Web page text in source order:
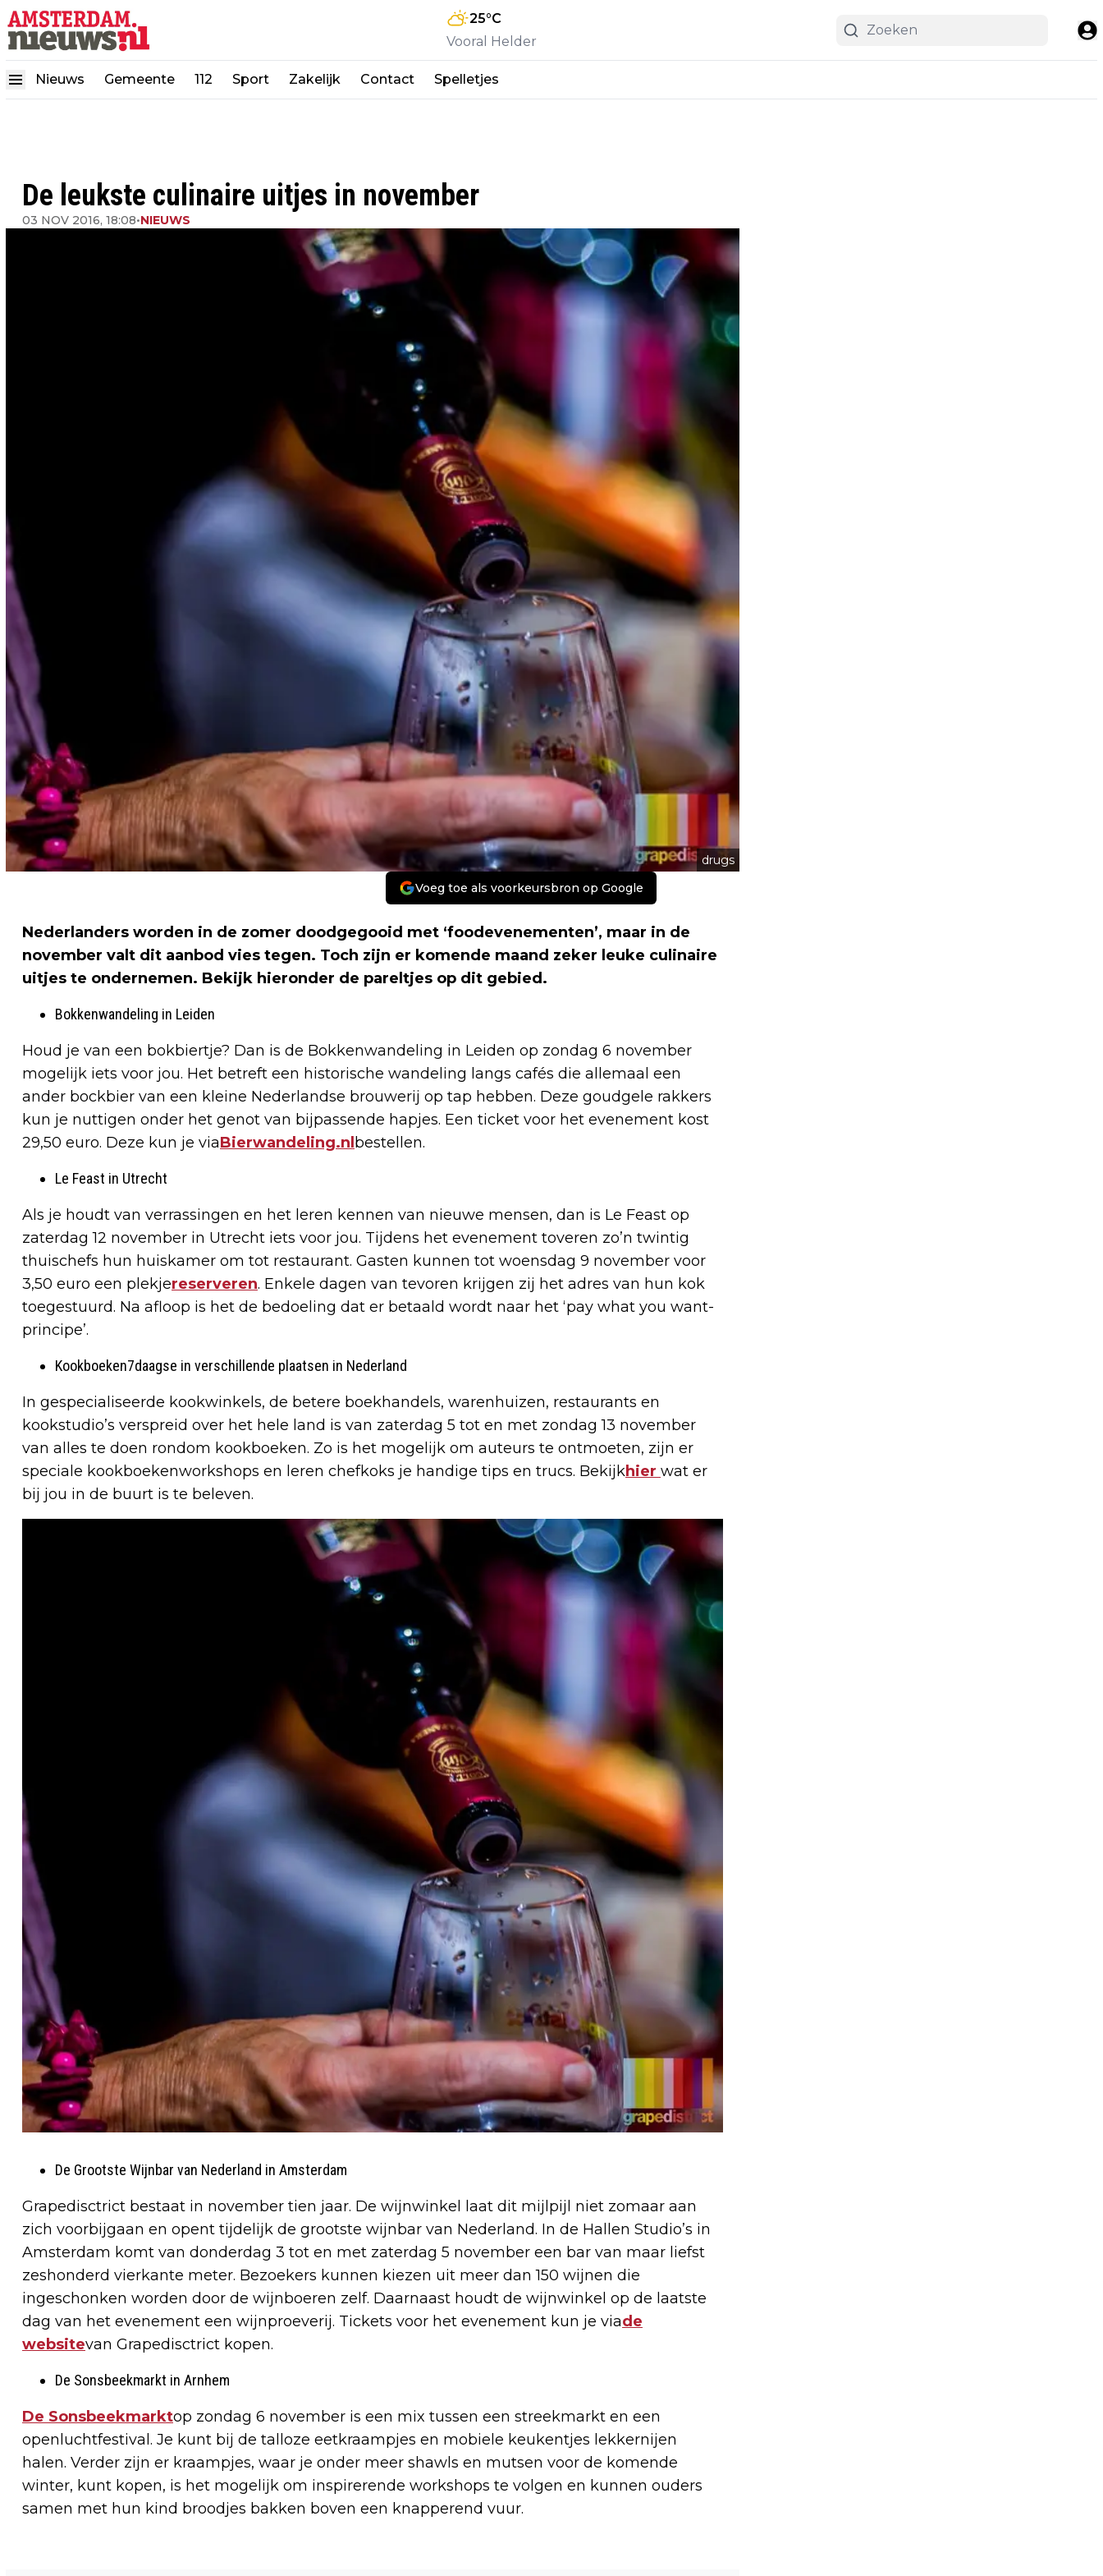
25°C
Vooral Helder
Nieuws Gemeente 112 Sport Zakelijk Contact Spelletjes
De leukste culinaire uitjes in november
03 NOV 2016, 18:08•NIEUWS
drugs
Voeg toe als voorkeursbron op Google
Nederlanders worden in de zomer doodgegooid met ‘foodevenementen’, maar in de
november valt dit aanbod vies tegen. Toch zijn er komende maand zeker leuke culinaire
uitjes te ondernemen. Bekijk hieronder de pareltjes op dit gebied.
Bokkenwandeling in Leiden
Houd je van een bokbiertje? Dan is de Bokkenwandeling in Leiden op zondag 6 november
mogelijk iets voor jou. Het betreft een historische wandeling langs cafés die allemaal een
ander bockbier van een kleine Nederlandse brouwerij op tap hebben. Deze goudgele rakkers
kun je nuttigen onder het genot van bijpassende hapjes. Een ticket voor het evenement kost
29,50 euro. Deze kun je viaBierwandeling.nlbestellen.
Le Feast in Utrecht
Als je houdt van verrassingen en het leren kennen van nieuwe mensen, dan is Le Feast op
zaterdag 12 november in Utrecht iets voor jou. Tijdens het evenement toveren zo’n twintig
thuischefs hun huiskamer om tot restaurant. Gasten kunnen tot woensdag 9 november voor
3,50 euro een plekjereserveren. Enkele dagen van tevoren krijgen zij het adres van hun kok
toegestuurd. Na afloop is het de bedoeling dat er betaald wordt naar het ‘pay what you want-
principe’.
Kookboeken7daagse in verschillende plaatsen in Nederland
In gespecialiseerde kookwinkels, de betere boekhandels, warenhuizen, restaurants en
kookstudio’s verspreid over het hele land is van zaterdag 5 tot en met zondag 13 november
van alles te doen rondom kookboeken. Zo is het mogelijk om auteurs te ontmoeten, zijn er
speciale kookboekenworkshops en leren chefkoks je handige tips en trucs. Bekijkhier wat er
bij jou in de buurt is te beleven.
De Grootste Wijnbar van Nederland in Amsterdam
Grapedisctrict bestaat in november tien jaar. De wijnwinkel laat dit mijlpijl niet zomaar aan
zich voorbijgaan en opent tijdelijk de grootste wijnbar van Nederland. In de Hallen Studio’s in
Amsterdam komt van donderdag 3 tot en met zaterdag 5 november een bar van maar liefst
zeshonderd vierkante meter. Bezoekers kunnen kiezen uit meer dan 150 wijnen die
ingeschonken worden door de wijnboeren zelf. Daarnaast houdt de wijnwinkel op de laatste
dag van het evenement een wijnproeverij. Tickets voor het evenement kun je viade
websitevan Grapedisctrict kopen.
De Sonsbeekmarkt in Arnhem
De Sonsbeekmarktop zondag 6 november is een mix tussen een streekmarkt en een
openluchtfestival. Je kunt bij de talloze eetkraampjes en mobiele keukentjes lekkernijen
halen. Verder zijn er kraampjes, waar je onder meer shawls en mutsen voor de komende
winter, kunt kopen, is het mogelijk om inspirerende workshops te volgen en kunnen ouders
samen met hun kind broodjes bakken boven een knapperend vuur.